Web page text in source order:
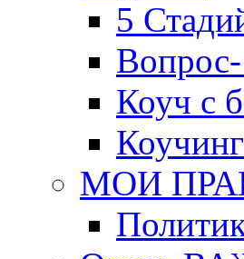
5
Вопрос-
Коуч с
МОИ